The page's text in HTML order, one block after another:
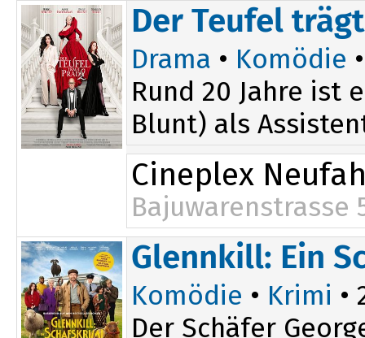
Der Teufel
Drama • Komödie
Rund 20 Jahre ist
Blunt) als
Cineplex
Bajuwarenstrasse
17:35
Glennkill: Ein
Komödie • Krimi •
Der Schäfer